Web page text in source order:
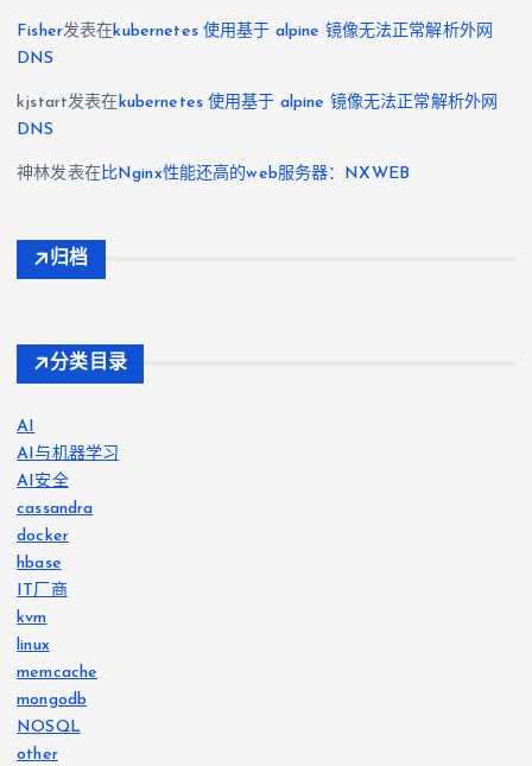
Fisher发表在kubernetes 使用基于 alpine 镜像无法正常解析外网
DNS
kjstart发表在 kubernetes 使用基于 alpine 镜像无法正常解析外网
DNS
神林发表在 比Nginx性能还高的web服务器：NXWEB
归档
分类目录
AI
AI与机器学习
AI安全
cassandra
docker
hbase
IT厂商
kvm
linux
memcache
mongodb
NOSQL
other